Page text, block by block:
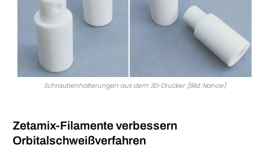
Schraubenhalterungen aus dem 3D-Drucker (Bild: Nanoe)
Zetamix-Filamente verbessern
Orbitalschweißverfahren